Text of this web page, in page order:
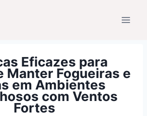
Eficazes para
Manter Fogueiras e
em Ambientes
com Ventos
Fortes